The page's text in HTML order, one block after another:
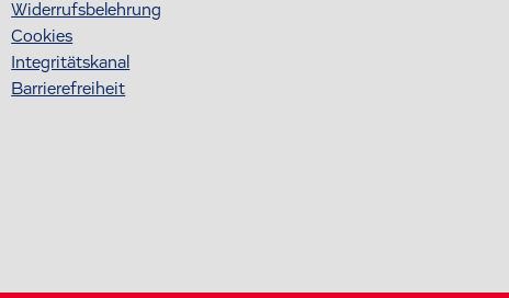
Widerrufsbelehrung
Cookies
Integritätskanal
Barrierefreiheit